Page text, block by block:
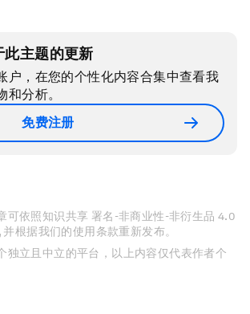
此主题的更新
户，在您的个性化内容合集中查看我
和分析。
免费注册
可依照知识共享 署名-非商业性-非衍生品 4.0
根据我们的使用条款重新发布。
独立且中立的平台，以上内容仅代表作者个